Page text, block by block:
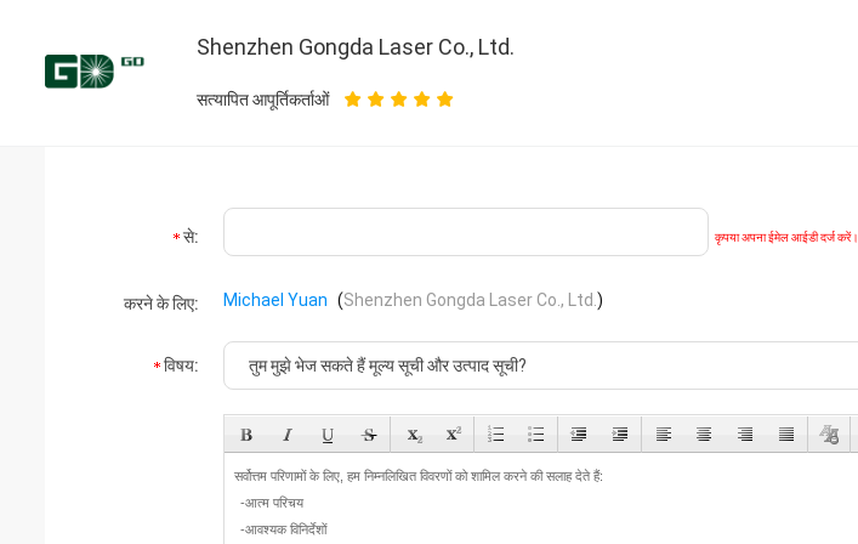
Shenzhen Gongda Laser Co., Ltd.
सत्यापित आपूर्तिकर्ताओं
से: कृपया अपना ईमेल आईडी दर्ज करें।
करने के लिए: Michael Yuan (Shenzhen Gongda Laser Co., Ltd. )
विषय: